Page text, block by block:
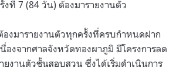
ที่ 7 (84 วัน) ต้องมารายงานตัว
งมารายงานตัวทุกครั้งที่ครบกำหนดฝาก
องจากศาลจังหวัดทองผาภูมิ มีโครงการลด
ายงานตัวชั้นสอบสวน ซึ่งได้เริ่มดำเนินการ